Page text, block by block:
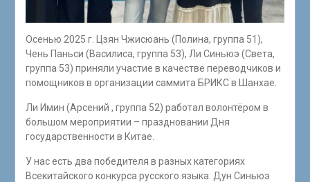
Осенью 2025 г. Цзян Чжисюань (Полина, группа 51),
Чень Паньси (Василиса, группа 53), Ли Синьюэ (Света,
группа 53) приняли участие в качестве переводчиков и
помощников в организации саммита БРИКС в Шанхае.
Ли Имин (Арсений , группа 52) работал волонтёром в
большом мероприятии – праздновании Дня
государственности в Китае.
У нас есть два победителя в разных категориях
Всекитайского конкурса русского языка: Дун Синьюэ